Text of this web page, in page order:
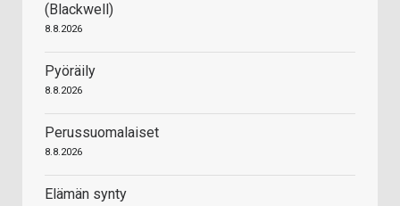
(Blackwell)
8.8.2026
Pyöräily
8.8.2026
Perussuomalaiset
8.8.2026
Elämän synty